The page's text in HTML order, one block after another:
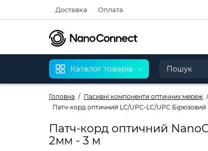
Доставка Оплата
Каталог товарів
Головна Пасивні компоненти оптичних мереж
Патч-корд оптичний LC/UPC-LC/UPC
Патч-корд оптичний
2мм - 3 м